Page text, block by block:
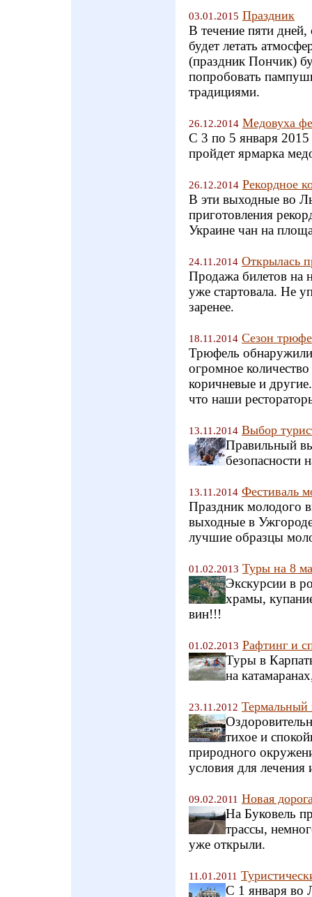
03.01.2015 Праздник
В течение пяти
будет летать
(праздник Пончик)
попробовать
традициями.
26.12.2014 Медовуха
С 3 по 5 января 2015
пройдет ярмарка
26.12.2014 Рекордное
В эти выходные во
приготовления
Украине чан на
24.11.2014 Открылась
Продажа билетов на
уже стартовала. Не
заренее.
18.11.2014 Сезон
Трюфель обнаружили
огромное
коричневые и
что наши
13.11.2014 Выбор
Правильный
безопасности
13.11.2014 Фестиваль
Праздник молодого
выходные в
лучшие образцы
01.02.2013 Туры на 8
Экскурсии в
храмы,
вин!!!
01.02.2013 Рафтинг и
Туры в
на
23.11.2012 Термальный
тихое и
природного
условия для
09.02.2011 Новая
На Буковель
трассы,
уже открыли.
11.01.2011
С 1 января во